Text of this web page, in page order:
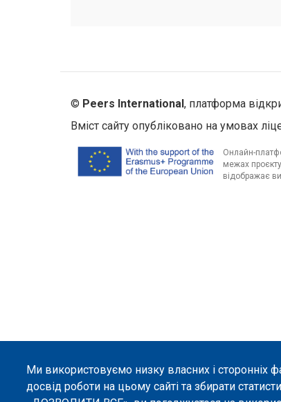
Ми використовуємо низку власних і сторонніх
досвід роботи на цьому сайті та збирати
© Peers International, платформа
Вміст сайту опубліковано на умовах
Онлайн-
межах
відображає